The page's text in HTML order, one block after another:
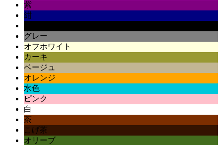
紫
紺
グレー
オフホワイト
カーキ
ベージュ
オレンジ
水色
ピンク
白
茶
こげ茶
オリーブ